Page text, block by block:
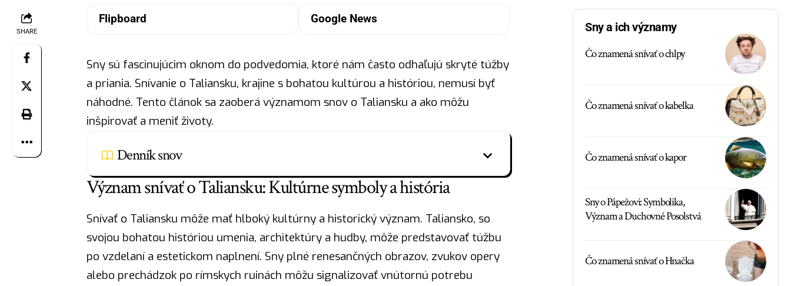
SHARE
Flipboard Google News
Sny sú fascinujúcim oknom do podvedomia, ktoré nám často odhaľujú skryté túžby
a priania. Snívanie o Taliansku, krajine s bohatou kultúrou a históriou, nemusí byť
náhodné. Tento článok sa zaoberá významom snov o Taliansku a ako môžu
inšpirovať a meniť životy.
Denník snov
Význam snívať o Taliansku: Kultúrne symboly a história
Snívať o Taliansku môže mať hlboký kultúrny a historický význam. Taliansko, so
svojou bohatou históriou umenia, architektúry a hudby, môže predstavovať túžbu
po vzdelaní a estetickom naplnení. Sny plné renesančných obrazov, zvukov opery
alebo prechádzok po rímskych ruinách môžu signalizovať vnútornú potrebu
Sny a ich významy
Čo znamená snívať o chlpy
Čo znamená snívať o kabelka
Čo znamená snívať o kapor
Sny o Pápežovi: Symbolika,
Význam a Duchovné Posolstvá
Čo znamená snívať o Hnačka